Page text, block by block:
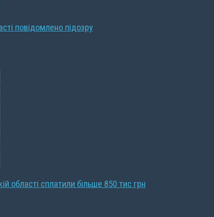
повідомлено підозру
області сплатили більше 850 тис грн